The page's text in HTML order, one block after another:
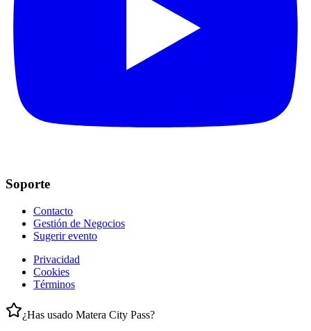
Soporte
Contacto
Gestión de Negocios
Sugerir evento
Privacidad
Cookies
Términos
¿Has usado Matera City Pass?